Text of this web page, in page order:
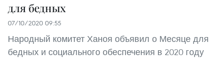
для бедных
07/10/2020 09:55
Народный комитет Ханоя объявил о Месяце для
бедных и социального обеспечения в 2020 году